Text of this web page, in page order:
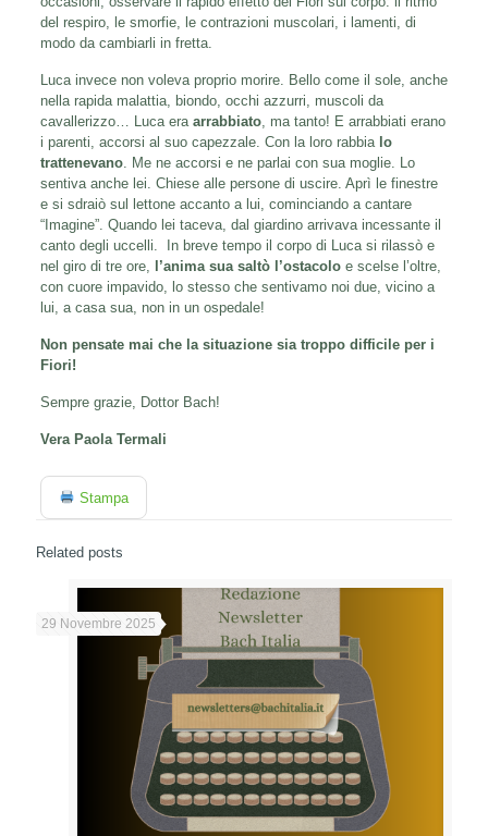
del respiro, le smorfie, le contrazioni muscolari, i lamenti, di
modo da cambiarli in fretta.
Luca invece non voleva proprio morire. Bello come il sole, anche
nella rapida malattia, biondo, occhi azzurri, muscoli da
cavallerizzo… Luca era arrabbiato, ma tanto! E arrabbiati erano
i parenti, accorsi al suo capezzale. Con la loro rabbia lo
trattenevano. Me ne accorsi e ne parlai con sua moglie. Lo
sentiva anche lei. Chiese alle persone di uscire. Aprì le finestre
e si sdraiò sul lettone accanto a lui, cominciando a cantare
“Imagine”. Quando lei taceva, dal giardino arrivava incessante il
canto degli uccelli. In breve tempo il corpo di Luca si rilassò e
nel giro di tre ore,
l’anima sua saltò l’ostacoloe scelse l’oltre,
con cuore impavido, lo stesso che sentivamo noi due, vicino a
lui, a casa sua, non in un ospedale!
Non pensate mai che la situazione sia troppo difficile per i
Fiori!
Sempre grazie, Dottor Bach!
Vera Paola Termali
Stampa
Related posts
29 Novembre 2025